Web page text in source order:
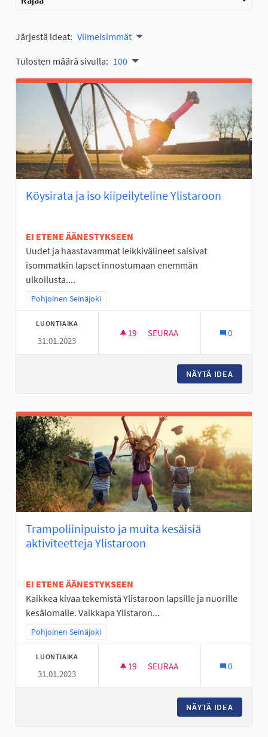
Järjestä ideat: Viimeisimmät
Tulosten määrä sivulla: 100
Köysirata ja iso kiipeilyteline Ylistaroon
EI ETENE ÄÄNESTYKSEEN
Uudet ja haastavammat leikkivälineet saisivat
isommatkin lapset innostumaan enemmän
ulkoilusta....
Rajaa tulokset teeman mukaan: Pohjoinen Seinäjoki
Pohjoinen Seinäjoki
LUONTIAIKA
31.01.2023
19 19 SEURAAJAA
SEURAA 0
NÄYTÄ IDEA
Trampoliinipuisto ja muita kesäisiä
aktiviteetteja Ylistaroon
EI ETENE ÄÄNESTYKSEEN
Kaikkea kivaa tekemistä Ylistaroon lapsille ja nuorille
kesälomalle. Vaikkapa Ylistaron...
Rajaa tulokset teeman mukaan: Pohjoinen Seinäjoki
Pohjoinen Seinäjoki
LUONTIAIKA
31.01.2023
19 19 SEURAAJAA
SEURAA 0
NÄYTÄ IDEA